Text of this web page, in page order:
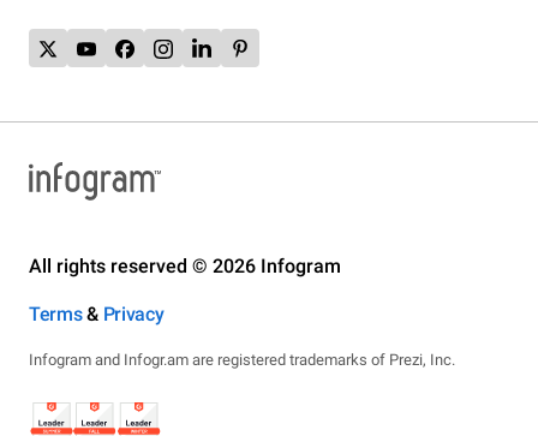
All rights reserved © 2026 Infogram
Terms& Privacy
Infogram and Infogr.am are registered trademarks of Prezi, Inc.